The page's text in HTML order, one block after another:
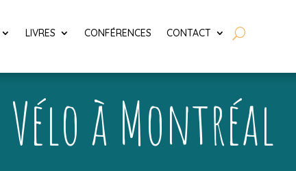
LIVRES CONFÉRENCES CONTACT
Vélo à Montréal